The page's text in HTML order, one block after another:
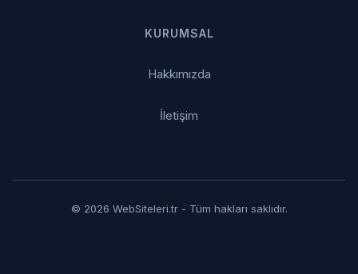
KURUMSAL
Hakkımızda
İletişim
© 2026 WebSiteleri.tr - Tüm hakları saklıdır.